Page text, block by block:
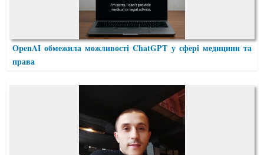
OpenAI обмежила можливості ChatGPT у сфері медицини та
права